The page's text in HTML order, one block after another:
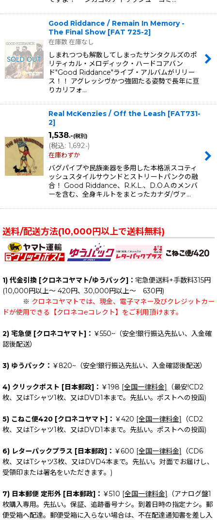
Good Riddance / Remain In Memory -
The Final Show [FAT 725-2]
在庫数 在庫なし
しまれつつも解散してしまったサンタクルズのポ
リティカル・メロディック・ハードコアバン
ド"Good Riddance"ライブ・アルバムがリリー
ス！！ アグレッシヴかつ強固たる姿勢で長年に亘
りカリフォ…
Real McKenzies / Off the Leash [FAT731-
2]
1,538.-(税別)
(税込: 1,692.-)
在庫わずか
バグパイプや民族楽器を多用した本格派スコティ
ッシュスタイルサウンドとストリートパンクの融
合！ Good Riddance、R.K.L.、D.O.A.のメンバ
ーを含む、全身キルトをまとったカナダ/ヴァ…
送料/配送方法(10,000円以上で送料無料)
1) 代金引換 [クロネコヤマト/ゆうパック]： 宅急便送料+手数料315円
(10,000円以上～ 420円、30,000円以上～ 630円)
※ クロネコヤマトでは、現金、電子マネー及びクレジットカー
ドが使用できる【クロネコeコレクト】をご利用頂けます。
2) 宅急便 [クロネコヤマト]： ￥550~（安全!銀行振込先払い、入金確
認後配送）
3) ゆうパック： ￥820~（安全!銀行振込先払い、入金確認後配送）
4) クリックポスト [日本郵政]： ￥198 [全国一律料金]
（最安!CD2
枚、又はTシャツ1枚、又はDVD1本まで。先払い。ポストへの投函)
5) こねこ便420 [クロネコヤマト]： ￥420 [全国一律料金]
（CD2
枚、又はTシャツ1枚、又はDVD1本まで。先払い。ポストへの投函)
6) レターパックプラス [日本郵政]： ￥600 [全国一律料金]
（CD6
枚、又はTシャツ3枚、又はDVD4本まで。先払い。対面でお届けし、
受領印または署名をいただきます。)
7) 日本郵便 定形外 [日本郵政]： ￥510 [全国一律料金]
（アナログ盤1
枚購入専用。先払い。保証、追跡番号ナシ。到着日時の指定ナシ。郵
便受箱へ配達。郵便受箱に入らない場合は、不在配達通知書を差し入